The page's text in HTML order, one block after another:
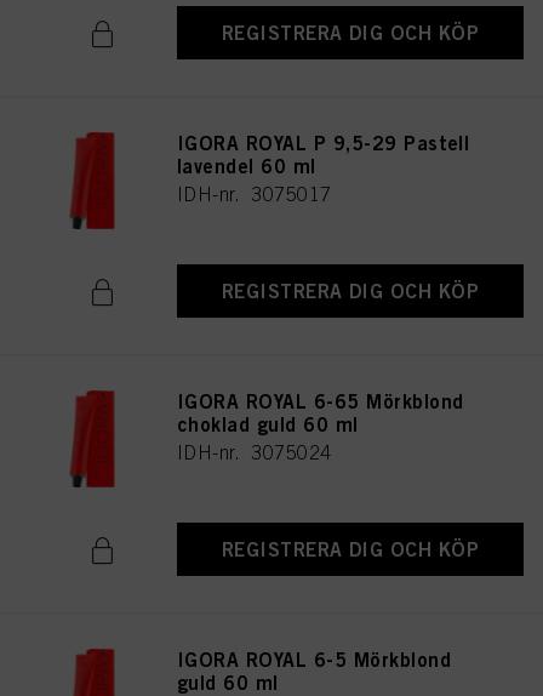
REGISTRERA DIG OCH KÖP
IGORA ROYAL P 9,5-29 Pastell
lavendel 60 ml
IDH-nr. 3075017
REGISTRERA DIG OCH KÖP
IGORA ROYAL 6-65 Mörkblond
choklad guld 60 ml
IDH-nr. 3075024
REGISTRERA DIG OCH KÖP
IGORA ROYAL 6-5 Mörkblond
guld 60 ml